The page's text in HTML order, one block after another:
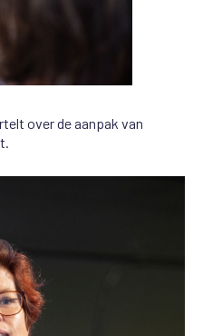
over de aanpak van